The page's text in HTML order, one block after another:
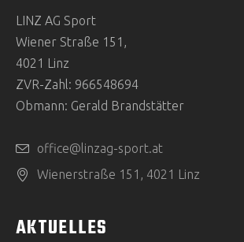
LINZ AG Sport
Wiener Straße 151,
4021 Linz
ZVR-Zahl: 966548694
Obmann: Gerald Brandstätter
office@linzag-sport.at
Wienerstraße 151, 4021 Linz
AKTUELLES